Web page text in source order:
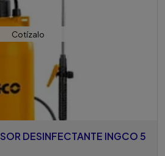
Cotízalo
DESINFECTANTE INGCO 5